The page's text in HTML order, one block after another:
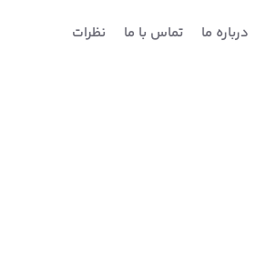
درباره ما تماس با ما نظرات